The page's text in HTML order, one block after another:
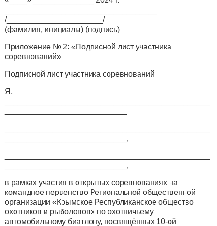
/______________________/
(фамилия, инициалы) (подпись)
Приложение № 2: «Подписной лист участника
соревнований»
Подписной лист участника соревнований
Я,
____________________________,
____________________________,
____________________________,
в рамках участия в открытых соревнованиях на
командное первенство Региональной общественной
организации «Крымское Республиканское общество
охотников и рыболовов» по охотничьему
автомобильному биатлону, посвящённых 10-ой